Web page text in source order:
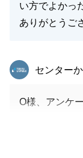
い方でよかっ
ありがとうご
東急リバブ
センター
O様、アンケ
引き続きお手